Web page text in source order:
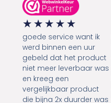
★ ★ ★ ★ ★
goede service want ik
werd binnen een uur
gebeld dat het product
niet meer leverbaar was
en kreeg een
vergelijkbaar product
die bijna 2x duurder was